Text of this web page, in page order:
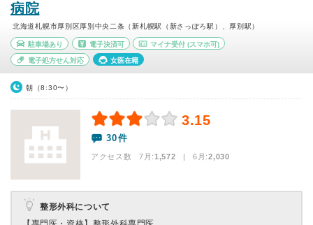
病院
北海道札幌市厚別区厚別中央二条（新札幌駅（新さっぽろ駅）、厚別駅）
駐車場あり 電子決済可 マイナ受付 (スマホ可)
電子処方せん対応 女医在籍
朝（8:30〜）
3.15
30件
アクセス数 7月:1,572 | 6月:2,030
整形外科について